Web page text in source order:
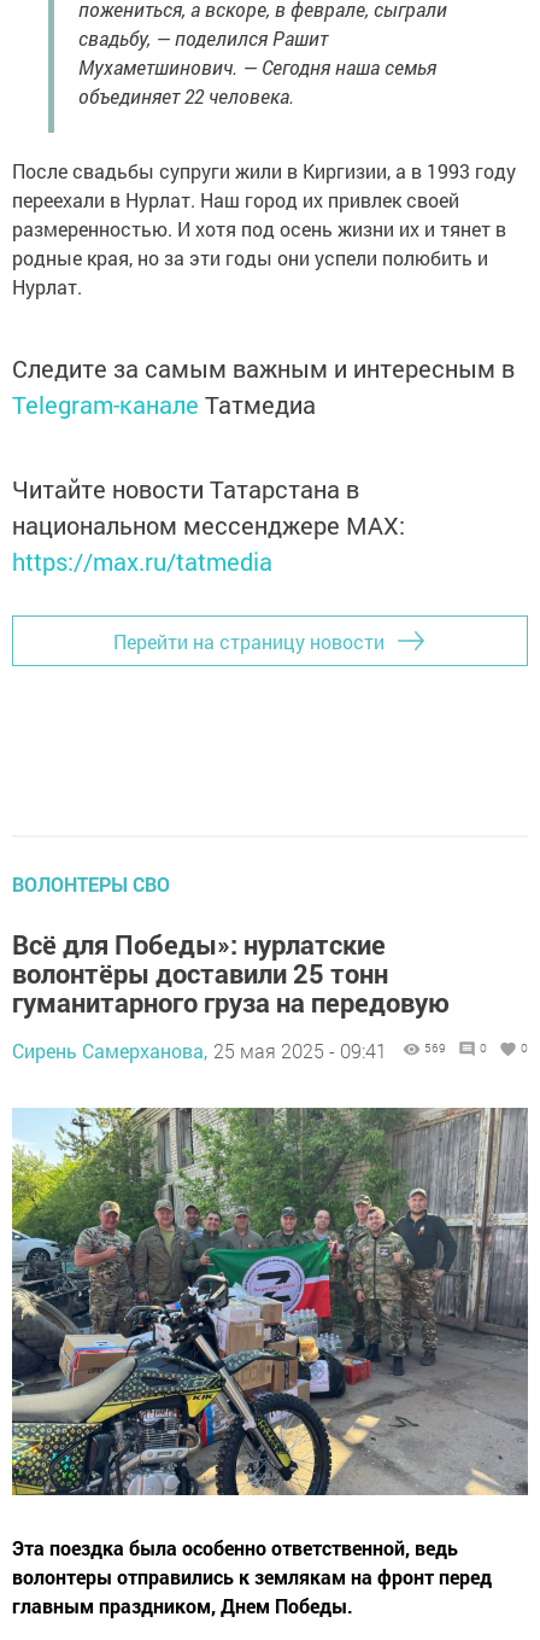
пожениться, а вскоре, в феврале, сыграли
свадьбу, — поделился Рашит
Мухаметшинович. — Сегодня наша семья
объединяет 22 человека.
После свадьбы супруги жили в Киргизии, а в 1993 году
переехали в Нурлат. Наш город их привлек своей
размеренностью. И хотя под осень жизни их и тянет в
родные края, но за эти годы они успели полюбить и
Нурлат.
Следите за самым важным и интересным в
Telegram-канале Татмедиа
Читайте новости Татарстана в
национальном мессенджере MАХ:
https://max.ru/tatmedia
Перейти на страницу новости
ВОЛОНТЕРЫ СВО
Всё для Победы»: нурлатские
волонтёры доставили 25 тонн
гуманитарного груза на передовую
Сирень Самерханова, 25 мая 2025 - 09:41 569 0 0
Эта поездка была особенно ответственной, ведь
волонтеры отправились к землякам на фронт перед
главным праздником, Днем Победы.